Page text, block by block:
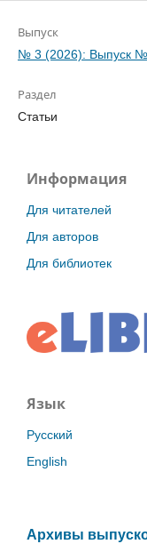
Выпуск
№ 3 (2026): Выпуск
Раздел
Статьи
Информация
Для читателей
Для авторов
Для библиотек
Язык
Русский
English
Архивы